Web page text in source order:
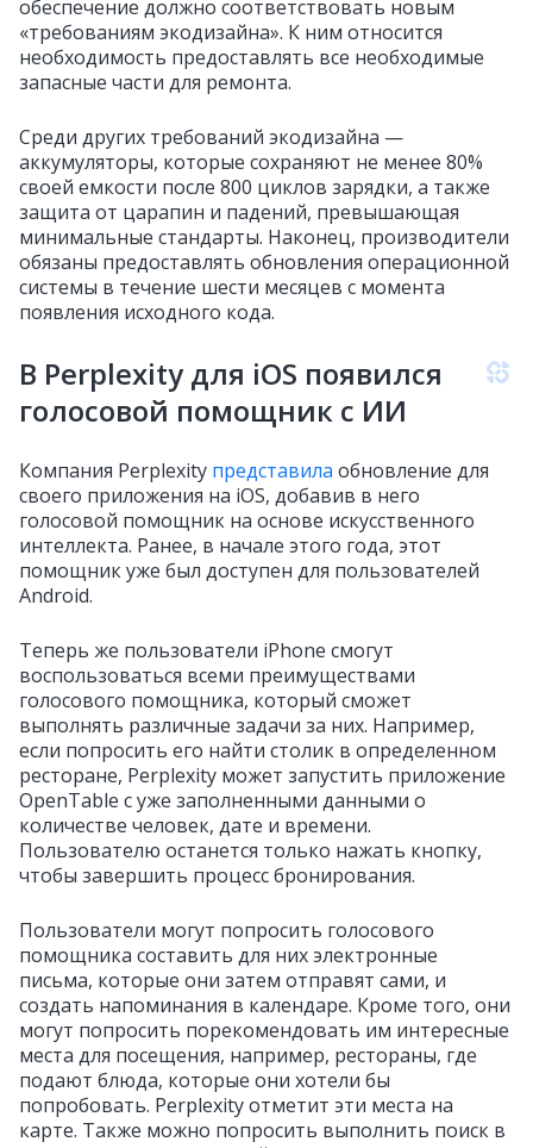
обеспечение должно соответствовать новым
«требованиям экодизайна». К ним относится
необходимость предоставлять все необходимые
запасные части для ремонта.
Среди других требований экодизайна —
аккумуляторы, которые сохраняют не менее 80%
своей емкости после 800 циклов зарядки, а также
защита от царапин и падений, превышающая
минимальные стандарты. Наконец, производители
обязаны предоставлять обновления операционной
системы в течение шести месяцев с момента
появления исходного кода.
В Perplexity для iOS появился
голосовой помощник с ИИ
Компания Perplexity представила обновление для
своего приложения на iOS, добавив в него
голосовой помощник на основе искусственного
интеллекта. Ранее, в начале этого года, этот
помощник уже был доступен для пользователей
Android.
Теперь же пользователи iPhone смогут
воспользоваться всеми преимуществами
голосового помощника, который сможет
выполнять различные задачи за них. Например,
если попросить его найти столик в определенном
ресторане, Perplexity может запустить приложение
OpenTable с уже заполненными данными о
количестве человек, дате и времени.
Пользователю останется только нажать кнопку,
чтобы завершить процесс бронирования.
Пользователи могут попросить голосового
помощника составить для них электронные
письма, которые они затем отправят сами, и
создать напоминания в календаре. Кроме того, они
могут попросить порекомендовать им интересные
места для посещения, например, рестораны, где
подают блюда, которые они хотели бы
попробовать. Perplexity отметит эти места на
карте. Также можно попросить выполнить поиск в